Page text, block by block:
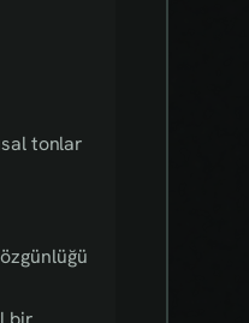
tonlar